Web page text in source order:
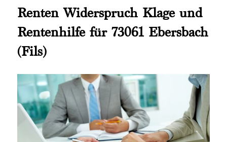
Renten Widerspruch Klage und
Rentenhilfe für 73061 Ebersbach
(Fils)